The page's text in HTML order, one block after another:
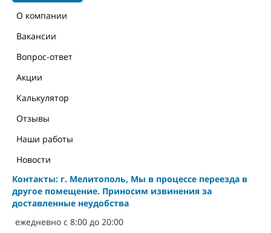
О компании
Вакансии
Вопрос-ответ
Акции
Калькулятор
Отзывы
Наши работы
Новости
Контакты: г. Мелитополь, Мы в процессе переезда в
другое помещение. Приносим извинения за
доставленные неудобства
ежедневно с 8:00 до 20:00